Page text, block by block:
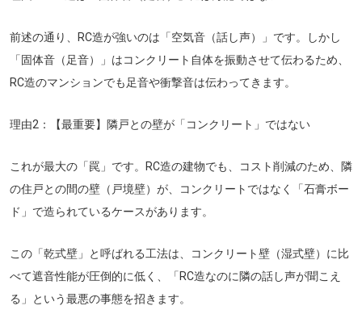
前述の通り、RC造が強いのは「空気音（話し声）」です。しかし
「固体音（足音）」はコンクリート自体を振動させて伝わるため、
RC造のマンションでも足音や衝撃音は伝わってきます。
理由2：【最重要】隣戸との壁が「コンクリート」ではない
これが最大の「罠」です。RC造の建物でも、コスト削減のため、
隣
の住戸との間の壁（戸境壁）が、コンクリートではなく「石膏ボー
ド」で造られているケースがあります。
この「乾式壁」と呼ばれる工法は、コンクリート壁（湿式壁）に比
べて遮音性能が圧倒的に低く、「RC造なのに隣の話し声が聞こえ
る」という最悪の事態を招きます。